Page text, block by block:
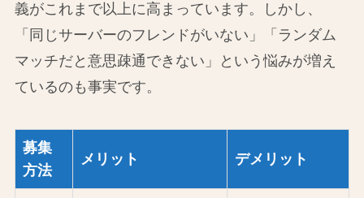
義がこれまで以上に高まっています。しかし、
「同じサーバーのフレンドがいない」「ランダム
マッチだと意思疎通できない」という悩みが増え
ているのも事実です。
募集
方法
メリット デメリット